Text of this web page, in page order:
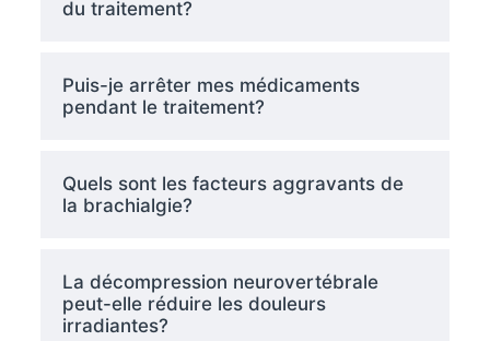
du traitement?
Puis-je arrêter mes médicaments
pendant le traitement?
Quels sont les facteurs aggravants de
la brachialgie?
La décompression neurovertébrale
peut-elle réduire les douleurs
irradiantes?